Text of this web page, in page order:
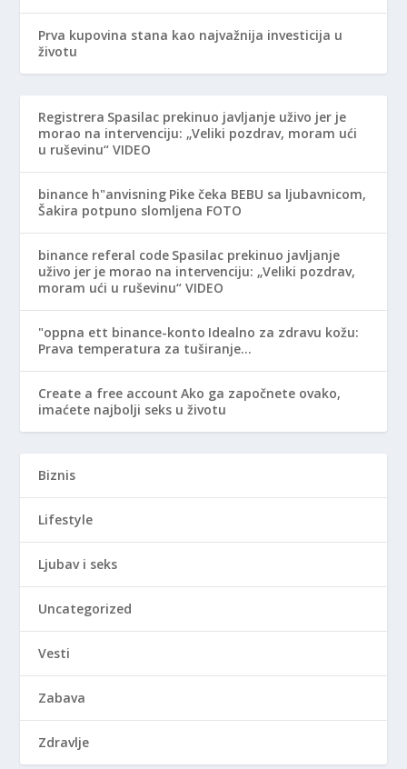
Prva kupovina stana kao najvažnija investicija u
životu
Registrera Spasilac prekinuo javljanje uživo jer je
morao na intervenciju: „Veliki pozdrav, moram ući
u ruševinu“ VIDEO
binance h"anvisning Pike čeka BEBU sa ljubavnicom,
Šakira potpuno slomljena FOTO
binance referal code Spasilac prekinuo javljanje
uživo jer je morao na intervenciju: „Veliki pozdrav,
moram ući u ruševinu“ VIDEO
"oppna ett binance-konto Idealno za zdravu kožu:
Prava temperatura za tuširanje…
Create a free account Ako ga započnete ovako,
imaćete najbolji seks u životu
Biznis
Lifestyle
Ljubav i seks
Uncategorized
Vesti
Zabava
Zdravlje